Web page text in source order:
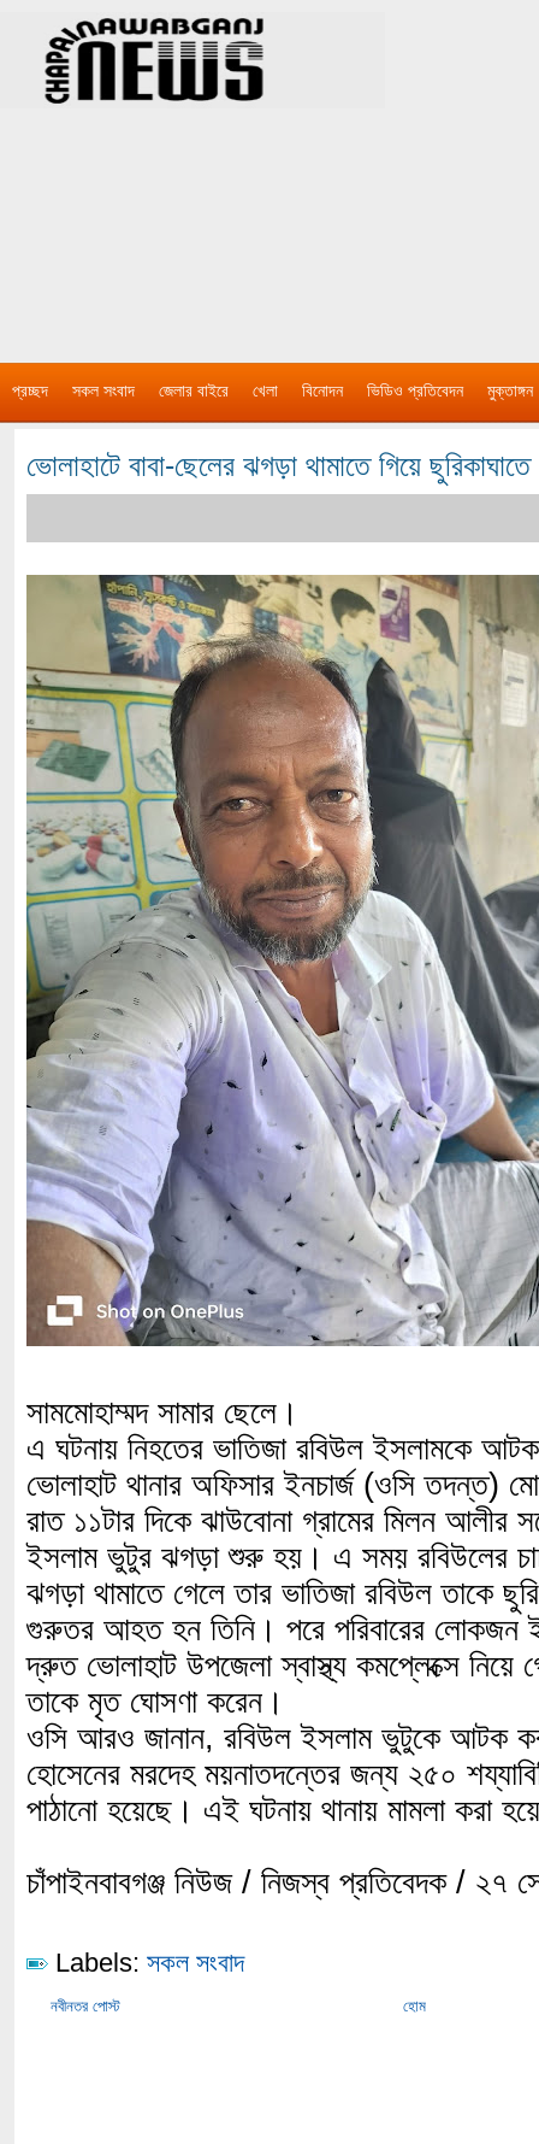
প্রচ্ছদ সকল সংবাদ জেলার বাইরে খেলা বিনোদন ভিডিও প্রতিবেদন মুক্তাঙ্গন
ভোলাহাটে বাবা-ছেলের ঝগড়া থামাতে গিয়ে
সামমোহাম্মদ সামার ছেলে।
এ ঘটনায় নিহতের ভাতিজা রবিউল ইসলামকে
ভোলাহাট থানার অফিসার ইনচার্জ (ওসি তদন্ত)
রাত ১১টার দিকে ঝাউবোনা গ্রামের মিলন আলীর
ইসলাম ভুটুর ঝগড়া শুরু হয়। এ সময় রবিউলের
ঝগড়া থামাতে গেলে তার ভাতিজা রবিউল তাকে
গুরুতর আহত হন তিনি। পরে পরিবারের লোকজন
দ্রুত ভোলাহাট উপজেলা স্বাস্থ্য কমপ্লেক্সে নিয়ে
তাকে মৃত ঘোসণা করেন।
ওসি আরও জানান, রবিউল ইসলাম ভুটুকে আটক
হোসেনের মরদেহ ময়নাতদন্তের জন্য ২৫০
পাঠানো হয়েছে। এই ঘটনায় থানায় মামলা করা
চাঁপাইনবাবগঞ্জ নিউজ / নিজস্ব প্রতিবেদক / ২৭
Labels: সকল সংবাদ
নবীনতর পোস্ট হোম